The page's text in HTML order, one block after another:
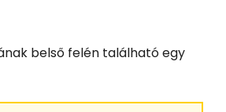
belső felén található egy